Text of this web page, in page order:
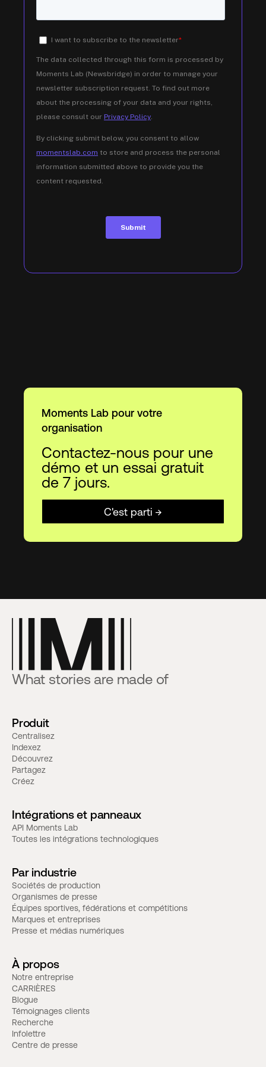
Moments Lab pour votre
organisation
Contactez-nous pour une
démo et un essai gratuit
de 7 jours.
C'est parti →
What stories are made of
Produit
Centralisez
Indexez
Découvrez
Partagez
Créez
Intégrations et panneaux
API Moments Lab
Toutes les intégrations technologiques
Par industrie
Sociétés de production
Organismes de presse
Équipes sportives, fédérations et compétitions
Marques et entreprises
Presse et médias numériques
À propos
Notre entreprise
CARRIÈRES
Blogue
Témoignages clients
Recherche
Infolettre
Centre de presse